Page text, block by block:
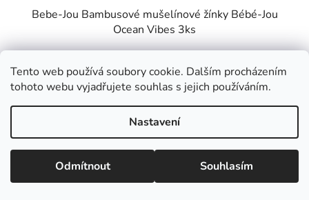
Tento web používá soubory cookie. Dalším procházením
tohoto webu vyjadřujete souhlas s jejich používáním.
Nastavení
Odmítnout Souhlasím
Bebe-Jou Bambusové mušelínové žínky Bébé-Jou
Ocean Vibes 3ks
Skladem u dodavatele
274 Kč
DO KOŠÍKU
Bebe-Jou Bambusové mušelínové žínky Bébé-Jou Ocean